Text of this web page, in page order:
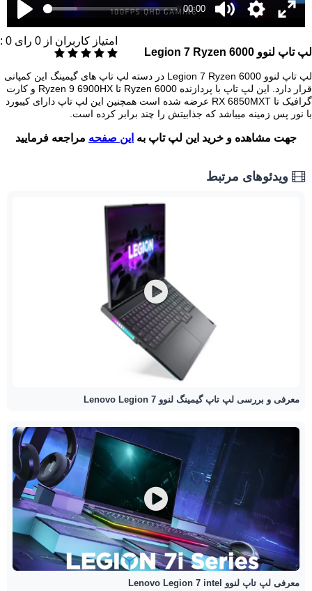
00:00
امتیاز کاربران از 0 رای 0
:
لپ تاپ لنوو Legion 7 Ryzen 6000
لپ تاپ لنوو Legion 7 Ryzen 6000 در دسته لپ تاپ های گیمینگ این کمپانی
قرار دارد. این لپ تاپ با پردازنده Ryzen 6000 تا Ryzen 9 6900HX و کارت
گرافیک تا RX 6850MXT عرضه شده است همچنین این لپ تاپ دارای کیبورد
با نور پس زمینه میباشد که جذابیتش را چند برابر کرده است.
جهت مشاهده و خرید این لپ تاپ به این صفحه مراجعه فرمایید
ویدئوهای مرتبط
معرفی و بررسی لپ تاپ گیمینگ لنوو Lenovo Legion 7
معرفی لپ تاپ لنوو Lenovo Legion 7 intel